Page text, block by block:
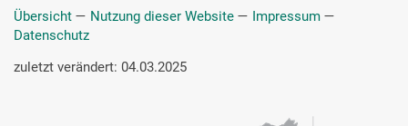
Übersicht — Nutzung dieser Website — Impressum —
Datenschutz
zuletzt verändert: 04.03.2025